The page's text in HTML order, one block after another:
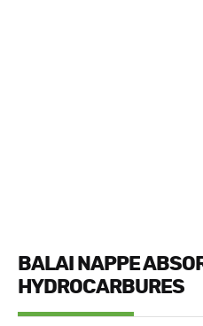
BALAI NAPPE
HYDROCARBURES